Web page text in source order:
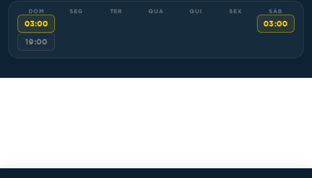
03:00
19:00
03:00